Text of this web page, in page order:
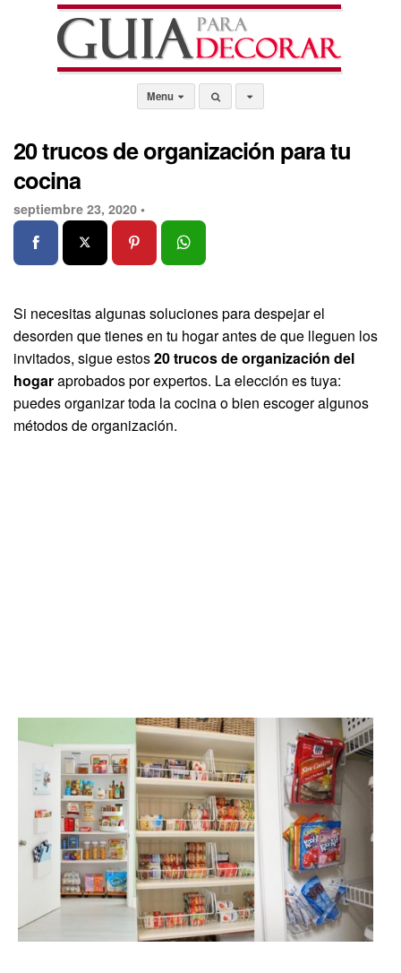
Menu
20 trucos de organización para tu
cocina
septiembre 23, 2020 •
Si necesitas algunas soluciones para despejar el
desorden que tienes en tu hogar antes de que lleguen los
invitados, sigue estos20 trucos de organización del
hogaraprobados por expertos. La elección es tuya:
puedes organizar toda la cocina o bien escoger algunos
métodos de organización.